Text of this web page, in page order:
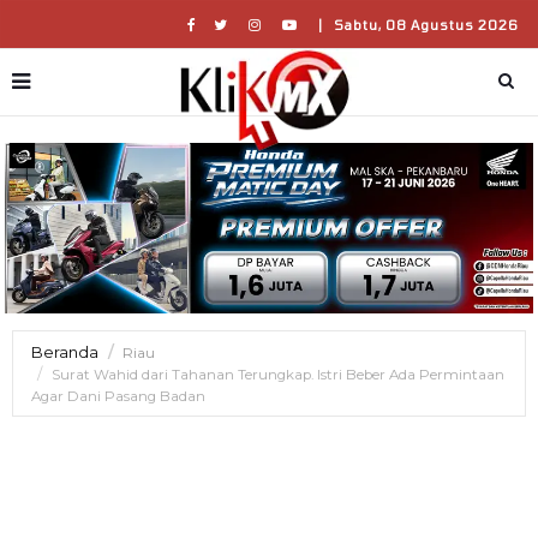
| Sabtu, 08 Agustus 2026
Beranda
Riau
Surat Wahid dari Tahanan Terungkap. Istri Beber Ada Permintaan
Agar Dani Pasang Badan